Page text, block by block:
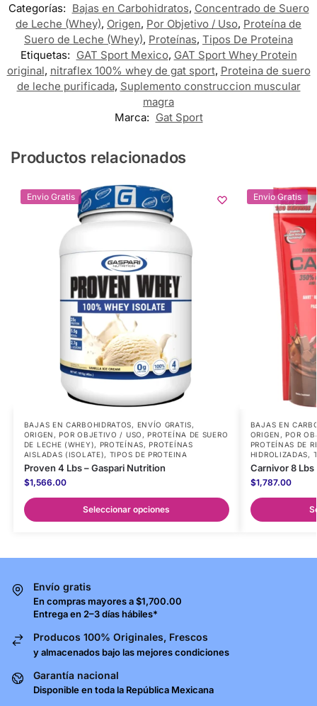
Categorías: Bajas en Carbohidratos, Concentrado de Suero
de Leche (Whey), Origen, Por Objetivo / Uso, Proteína de
Suero de Leche (Whey), Proteínas, Tipos De Proteina
Etiquetas: GAT Sport Mexico, GAT Sport Whey Protein
original, nitraflex 100% whey de gat sport, Proteina de suero
de leche purificada, Suplemento construccion muscular
magra
Marca: Gat Sport
Productos relacionados
Envio Gratis
BAJAS EN CARBOHIDRATOS, ENVÍO GRATIS,
ORIGEN ,POR OBJETIVO / USO ,PROTEÍNA DE SUERO
DE LECHE (WHEY), PROTEÍNAS,PROTEÍNAS
AISLADAS (ISOLATE), TIPOS DE PROTEINA
Proven 4 Lbs – Gaspari Nutrition
$1,566.00
Seleccionar opciones
Envio Gratis
BAJAS EN
ORIGEN ,POR
PROTEÍNAS DE
HIDROLIZADAS,
Carnivor 8
$1,787.00
Envío gratis
En compras mayores a $1,700.00
Entrega en 2–3 días hábiles*
Producos 100% Originales, Frescos
y almacenados bajo las mejores condiciones
Garantía nacional
Disponible en toda la República Mexicana